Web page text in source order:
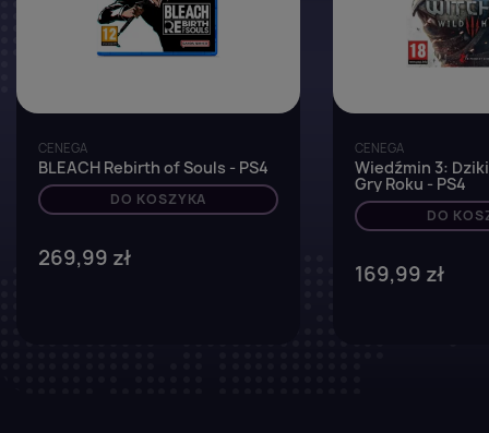
CENEGA
BLEACH Rebirth of Souls - PS4
DO KOSZYKA
269,99 zł
CENEGA
Wiedźmin 3:
Gry Roku - PS4
DO
169,99 zł